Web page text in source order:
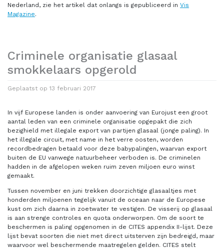
Nederland, zie het artikel dat onlangs is gepubliceerd in Vis
Magazine.
Criminele organisatie glasaal
smokkelaars opgerold
Geplaatst op 13 februari 2017
In vijf Europese landen is onder aanvoering van Eurojust een groot
aantal leden van een criminele organisatie opgepakt die zich
bezighield met illegale export van partijen glasaal (jonge paling). In
het illegale circuit, met name in het verre oosten, worden
recordbedragen betaald voor deze babypalingen, waarvan export
buiten de EU vanwege natuurbeheer verboden is. De criminelen
hadden in de afgelopen weken ruim zeven miljoen euro winst
gemaakt.
Tussen november en juni trekken doorzichtige glasaaltjes met
honderden miljoenen tegelijk vanuit de oceaan naar de Europese
kust om zich daarna in zoetwater te vestigen. De visserij op glasaal
is aan strenge controles en quota onderworpen. Om de soort te
beschermen is paling opgenomen in de CITES appendix II-lijst. Deze
lijst bevat soorten die niet met direct uitsterven zijn bedreigd, maar
waarvoor wel beschermende maatregelen gelden. CITES stelt